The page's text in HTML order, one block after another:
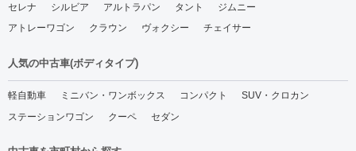
セレナ
シルビア アルトラパン タント
ジムニー
アトレーワゴン
クラウン ヴォクシー チェイサー
人気の中古車(ボディタイプ)
軽自動車 ミニバン・ワンボックス コンパクト
SUV・クロカン
ステーションワゴン
クーペ セダン